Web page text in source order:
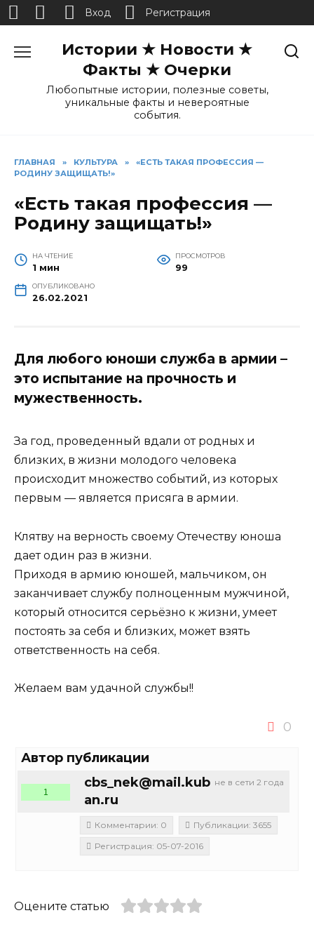
Истории ★ Новости ★
Факты ★ Очерки
Любопытные истории, полезные советы,
уникальные факты и невероятные
события.
ГЛАВНАЯ » КУЛЬТУРА »
«ЕСТЬ ТАКАЯ ПРОФЕССИЯ —
РОДИНУ ЗАЩИЩАТЬ!»
«Есть такая профессия —
Родину защищать!»
НА ЧТЕНИЕ
1 мин
ПРОСМОТРОВ
99
ОПУБЛИКОВАНО
26.02.2021
Для любого юноши служба в армии –
это испытание на прочность и
мужественность.
За год, проведенный вдали от родных и
близких, в жизни молодого человека
происходит множество событий, из которых
первым — является присяга в армии.
Клятву на верность своему Отечеству юноша
дает один раз в жизни.
Приходя в армию юношей, мальчиком, он
заканчивает службу полноценным мужчиной,
который относится серьёзно к жизни, умеет
постоять за себя и близких, может взять
ответственность на себя.
Желаем вам удачной службы!!
0
Автор публикации
не в сети 2 года
cbs_nek@mail.kub
an.ru
1
Комментарии: 0
Публикации: 3655
Регистрация: 05-07-2016
Оцените статью
Вход Регистрация